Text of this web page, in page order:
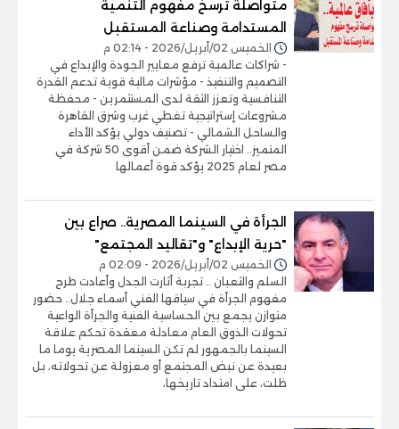
متواصلة ترسخ مفهوم التنمية
المستدامة وصناعة المستقبل
الخميس 02/أبريل/2026 - 02:14 م
- شراكات عالمية ترفع معايير الجودة والإبداع في
التصميم والتنفيذ - مؤشرات مالية قوية تدعم القدرة
التنافسية وتعزز الثقة لدى المستثمرين - محفظة
مشروعات إستراتيجية تغطي غرب وشرق القاهرة
والساحل الشمالي - تصنيف دولي يؤكد الأداء
المتميز.. اختيار الشركة ضمن أقوى 50 شركة في
مصر لعام 2025 يؤكد قوة أعمالها
الجرأة في السينما المصرية.. صراع بين
"حرية الإبداع" و"تقاليد المجتمع"
الخميس 02/أبريل/2026 - 02:09 م
السلم والثعبان .. تجربة أثارت الجدل وأعادت طرح
مفهوم الجرأة في سياقها الفني أسماء جلال.. حضور
متوازن يجمع بين الحساسية الفنية والجرأة الواعية
تحولات الذوق العام معادلة معقدة تحكم علاقة
السينما بالجمهور لم تكن السينما المصرية يوما ما
بعيدة عن نبض المجتمع أو معزولة عن تحولاته، بل
ظلت، على امتداد تاريخها،